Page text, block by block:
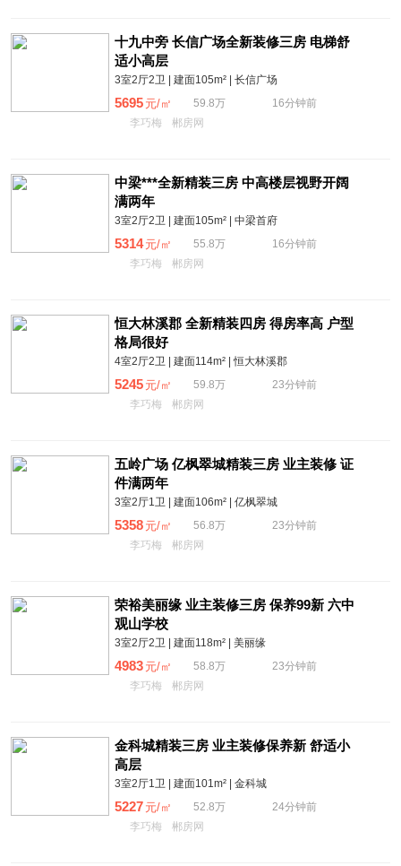
十九中旁 长信广场全新装修三房 电梯舒
适小高层
3室2厅2卫 | 建面105m² | 长信广场
5695 元/㎡ 59.8万
16分钟前
李巧梅
郴房网
中梁***全新精装三房 中高楼层视野开阔
满两年
3室2厅2卫 | 建面105m² | 中梁首府
5314 元/㎡ 55.8万
16分钟前
李巧梅
郴房网
恒大林溪郡 全新精装四房 得房率高 户型
格局很好
4室2厅2卫 | 建面114m² | 恒大林溪郡
5245 元/㎡ 59.8万
23分钟前
李巧梅
郴房网
五岭广场 亿枫翠城精装三房 业主装修 证
件满两年
3室2厅1卫 | 建面106m² | 亿枫翠城
5358 元/㎡ 56.8万
23分钟前
李巧梅
郴房网
荣裕美丽缘 业主装修三房 保养99新 六中
观山学校
3室2厅2卫 | 建面118m² | 美丽缘
4983 元/㎡ 58.8万
23分钟前
李巧梅
郴房网
金科城精装三房 业主装修保养新 舒适小
高层
3室2厅1卫 | 建面101m² | 金科城
5227 元/㎡ 52.8万
24分钟前
李巧梅
郴房网